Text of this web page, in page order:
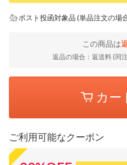
ポスト投函対象品 (単品注文の場
この商品は
返品の場合：返送料 (同
カー
ご利用可能なクーポン